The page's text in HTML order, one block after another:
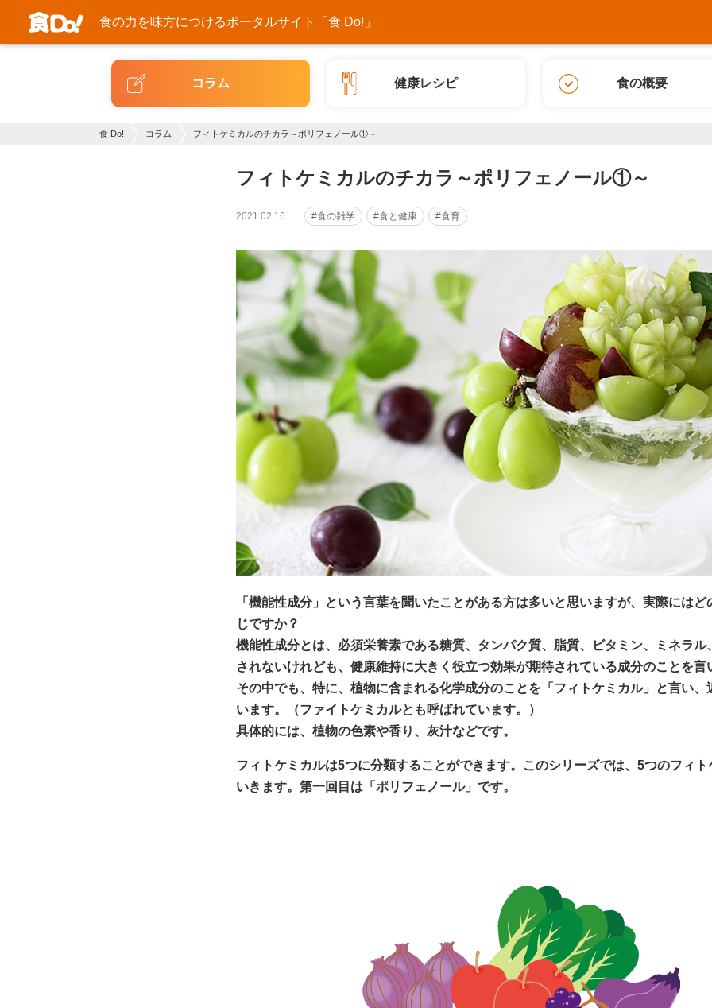
食の力を味方につけるポータルサイト「食 Do!」
コラム 健康レシピ 食の概要
食 Do! コラム フィトケミカルのチカラ～ポリフェノール①～
フィトケミカルのチカラ～ポリフェノール①～
2021.02.16 #食の雑学 #食と健康 #食育
「機能性成分」という言葉を聞いたことがある方は多いと思いますが、実際には
じですか？
機能性成分とは、必須栄養素である糖質、タンパク質、脂質、ビタミン、ミネラル
されないけれども、健康維持に大きく役立つ効果が期待されている成分のことを言
その中でも、特に、植物に含まれる化学成分のことを「フィトケミカル」と言い、
います。（ファイトケミカルとも呼ばれています。）
具体的には、植物の色素や香り、灰汁などです。
フィトケミカルは5つに分類することができます。このシリーズでは、5つのフィ
いきます。第一回目は「ポリフェノール」です。